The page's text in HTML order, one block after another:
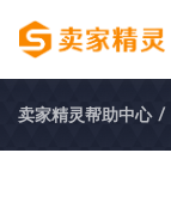
卖家精灵帮助中心 /